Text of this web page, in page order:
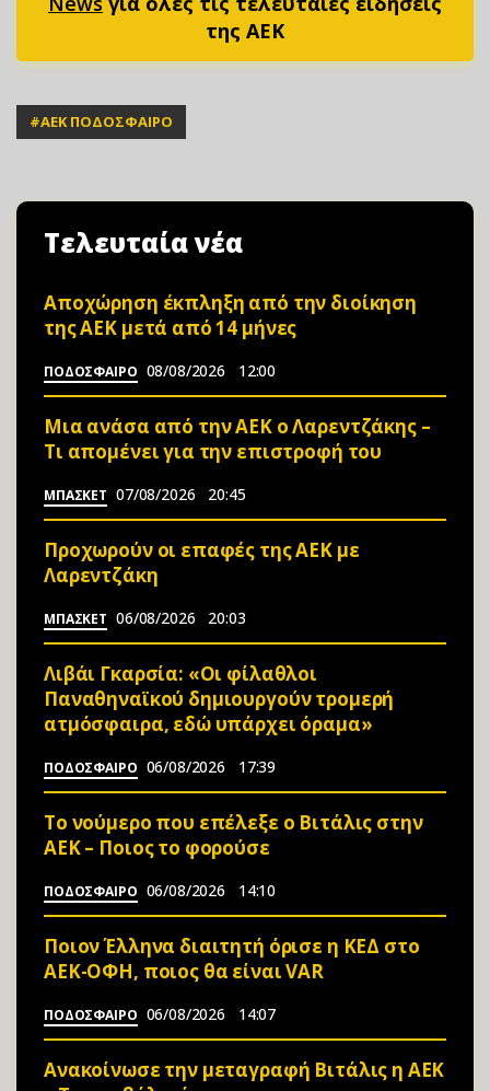
της ΑΕΚ
#ΑΕΚ ΠΟΔΟΣΦΑΙΡΟ
Τελευταία νέα
Αποχώρηση έκπληξη από την διοίκηση
της ΑΕΚ μετά από 14 μήνες
ΠΟΔΟΣΦΑΙΡΟ 08/08/2026 12:00
Μια ανάσα από την ΑΕΚ ο Λαρεντζάκης –
Τι απομένει για την επιστροφή του
ΜΠΑΣΚΕΤ 07/08/2026 20:45
Προχωρούν οι επαφές της ΑΕΚ με
Λαρεντζάκη
ΜΠΑΣΚΕΤ 06/08/2026 20:03
Λιβάι Γκαρσία: «Οι φίλαθλοι
Παναθηναϊκού δημιουργούν τρομερή
ατμόσφαιρα, εδώ υπάρχει όραμα»
ΠΟΔΟΣΦΑΙΡΟ 06/08/2026 17:39
Το νούμερο που επέλεξε ο Βιτάλις στην
ΑΕΚ – Ποιος το φορούσε
ΠΟΔΟΣΦΑΙΡΟ 06/08/2026 14:10
Ποιον Έλληνα διαιτητή όρισε η ΚΕΔ στο
ΑΕΚ-ΟΦΗ, ποιος θα είναι VAR
ΠΟΔΟΣΦΑΙΡΟ 06/08/2026 14:07
Ανακοίνωσε την μεταγραφή Βιτάλις η ΑΕΚ